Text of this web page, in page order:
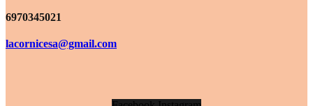
6970345021
lacornicesa@gmail.com